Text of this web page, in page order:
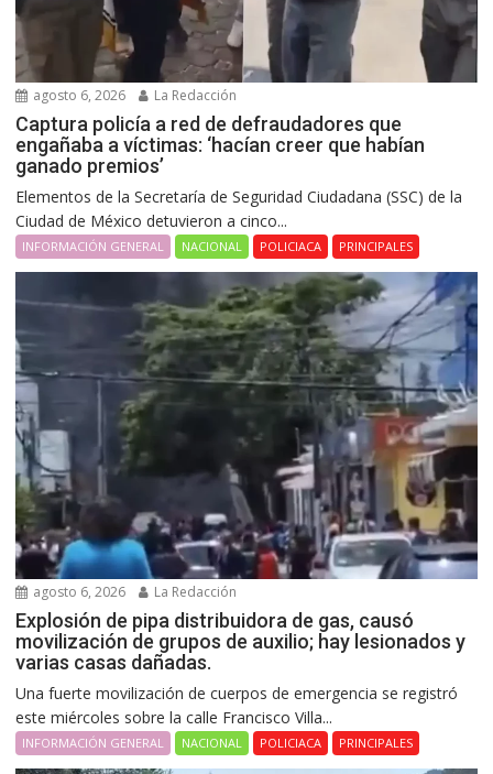
agosto 6, 2026 La Redacción
Captura policía a red de defraudadores que
engañaba a víctimas: ‘hacían creer que habían
ganado premios’
Elementos de la Secretaría de Seguridad Ciudadana (SSC) de la
Ciudad de México detuvieron a cinco...
INFORMACIÓN GENERAL NACIONAL POLICIACA PRINCIPALES
agosto 6, 2026 La Redacción
Explosión de pipa distribuidora de gas, causó
movilización de grupos de auxilio; hay lesionados y
varias casas dañadas.
Una fuerte movilización de cuerpos de emergencia se registró
este miércoles sobre la calle Francisco Villa...
INFORMACIÓN GENERAL NACIONAL POLICIACA PRINCIPALES